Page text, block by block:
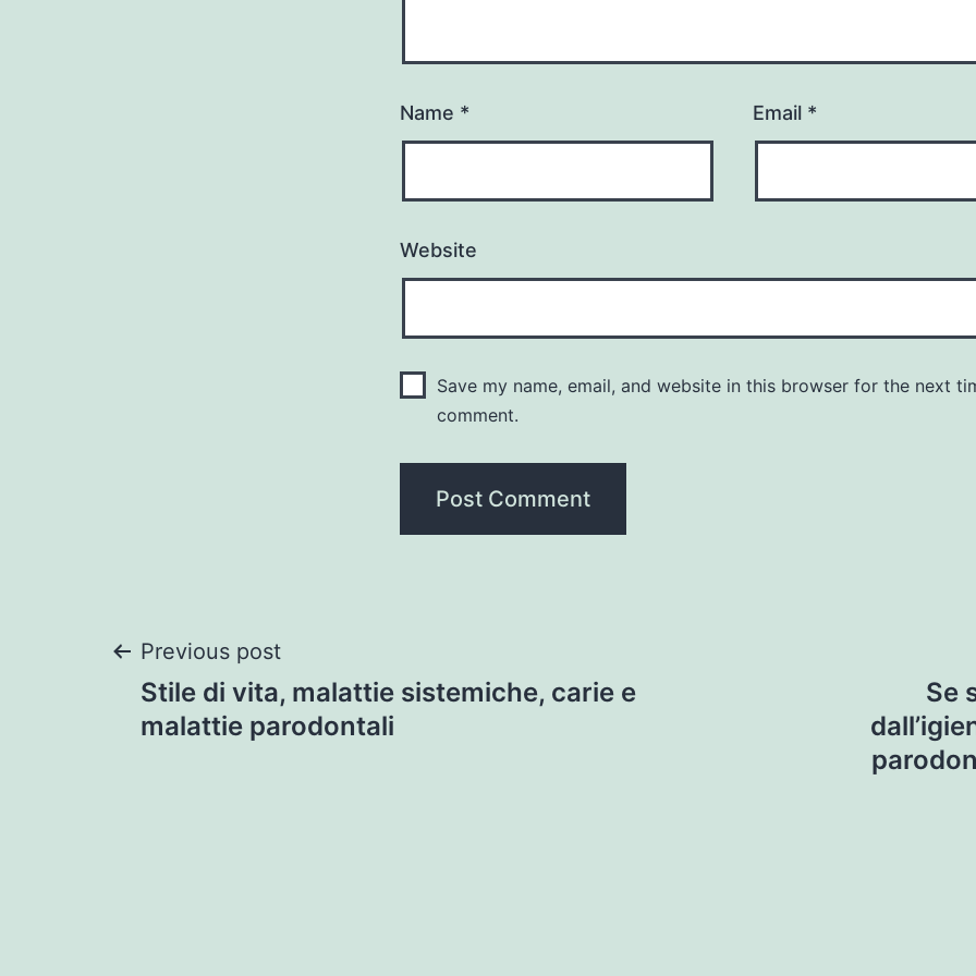
Name * Email *
Website
Save my name, email, and website in this browser for the next
comment.
Post
navigation
Previous post
Stile di vita, malattie sistemiche, carie e
malattie parodontali
Se